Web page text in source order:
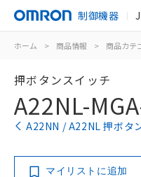
制御機器
ホーム > 商品情報 > 商品カテ
押ボタンスイッチ
A22NL-
A22NN / A22NL 押ボタ
マイリストに追加